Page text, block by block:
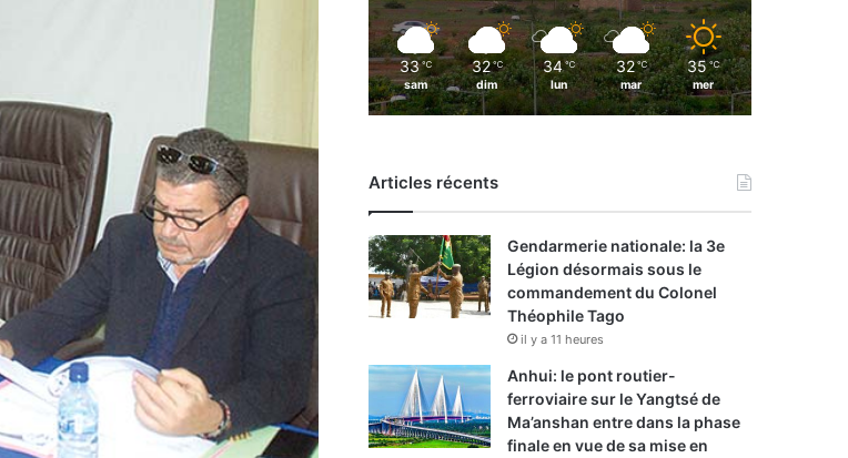
33 ℃
sam
32 ℃
dim
34 ℃
lun
32 ℃
mar
35 ℃
mer
Articles récents
Gendarmerie nationale: la 3e
Légion désormais sous le
commandement du Colonel
Théophile Tago
il y a 11 heures
Anhui: le pont routier-
ferroviaire sur le Yangtsé de
Ma’anshan entre dans la phase
finale en vue de sa mise en